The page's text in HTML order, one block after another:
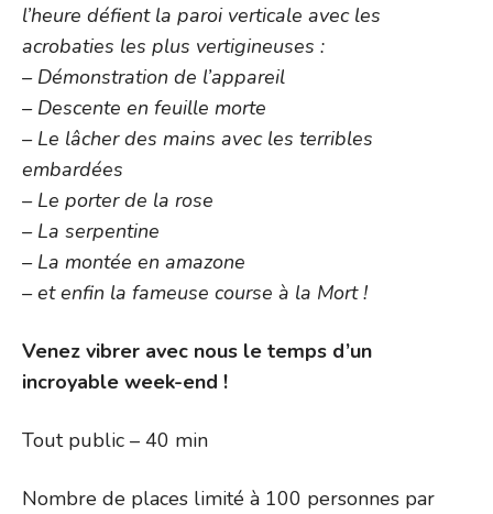
l’heure défient la paroi verticale avec les
acrobaties les plus vertigineuses :
– Démonstration de l’appareil
– Descente en feuille morte
– Le lâcher des mains avec les terribles
embardées
– Le porter de la rose
– La serpentine
– La montée en amazone
– et enfin la fameuse course à la Mort !
Venez vibrer avec nous le temps d’un
incroyable week-end !
Tout public – 40 min
Nombre de places limité à 100 personnes par